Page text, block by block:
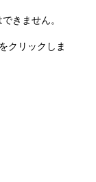
きません。
クリックしま